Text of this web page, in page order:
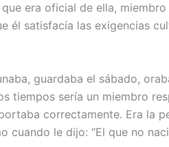
era oficial de ella,
él satisfacía las exigencias
guardaba el sábado,
tiempos sería un miembro
correctamente. Era la
cuando le dijo: “El que no